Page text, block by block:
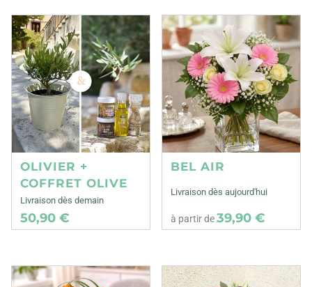
OLIVIER +
COFFRET OLIVE
Livraison dès demain
50,90 €
BEL AIR
Livraison dès aujourd'hui
à partir de39,90 €